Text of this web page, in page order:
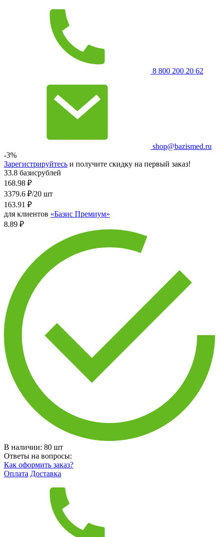
8 800 200 20 62
shop@bazismed.ru
-3%
Зарегистрируйтесь и получите скидку на первый заказ!
33.8 базисрублей
168.98 ₽
3379.6 ₽/20 шт
163.91 ₽
для клиентов «Базис Премиум»
8.89 ₽
В наличии: 80 шт
Ответы на вопросы:
Как оформить заказ?
Оплата Доставка